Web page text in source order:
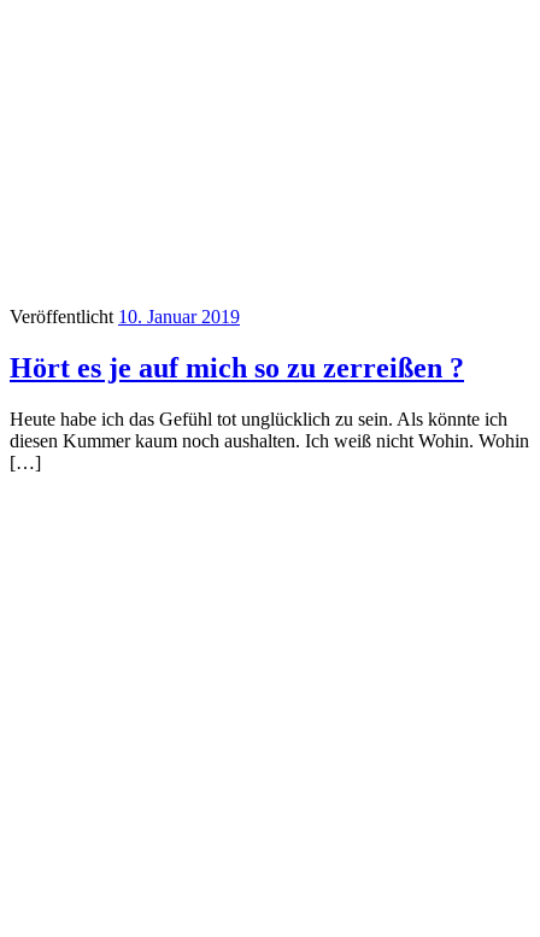
Veröffentlicht 10. Januar 2019
Hört es je auf mich so zu zerreißen ?
Heute habe ich das Gefühl tot unglücklich zu sein. Als könnte ich
diesen Kummer kaum noch aushalten. Ich weiß nicht Wohin. Wohin
[…]